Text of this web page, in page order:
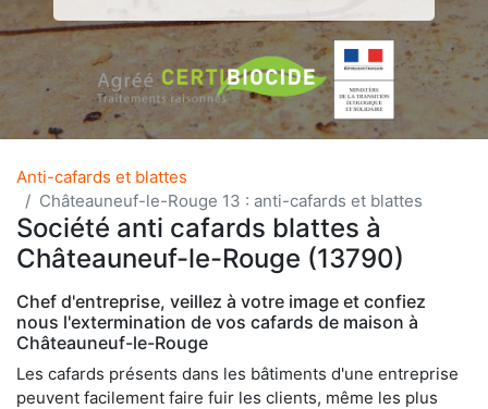
Anti-cafards et blattes
Châteauneuf-le-Rouge 13 : anti-cafards et blattes
Société anti cafards blattes à
Châteauneuf-le-Rouge (13790)
Chef d'entreprise, veillez à votre image et confiez
nous l'extermination de vos cafards de maison à
Châteauneuf-le-Rouge
Les cafards présents dans les bâtiments d'une entreprise
peuvent facilement faire fuir les clients, même les plus